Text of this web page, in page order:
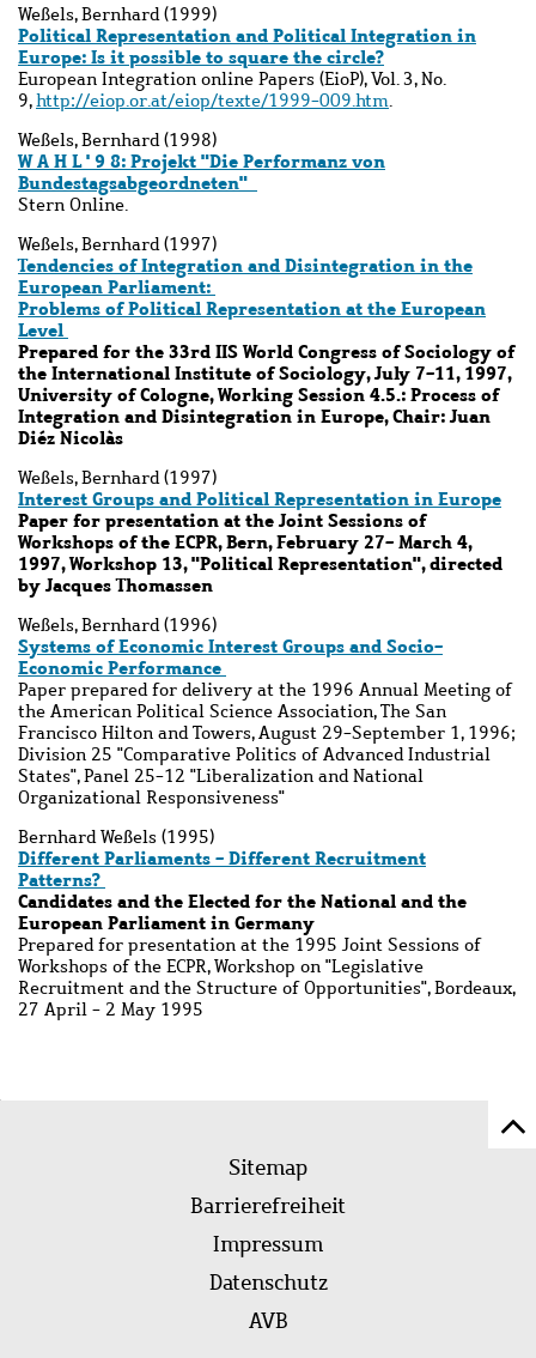
Weßels, Bernhard (1999)
Political Representation and Political Integration in
Europe: Is it possible to square the circle?
European Integration online Papers (EioP), Vol. 3, No.
9,http://eiop.or.at/eiop/texte/1999-009.htm.
Weßels, Bernhard (1998)
W A H L ' 9 8: Projekt "Die Performanz von
Bundestagsabgeordneten"
Stern Online.
Weßels, Bernhard (1997)
Tendencies of Integration and Disintegration in the
European Parliament:
Problems of Political Representation at the European
Level
Prepared for the 33rd IIS World Congress of Sociology of
the International Institute of Sociology, July 7-11, 1997,
University of Cologne, Working Session 4.5.: Process of
Integration and Disintegration in Europe, Chair: Juan
Diéz Nicolàs
Weßels, Bernhard (1997)
Interest Groups and Political Representation in Europe
Paper for presentation at the Joint Sessions of
Workshops of the ECPR, Bern, February 27- March 4,
1997, Workshop 13, "Political Representation", directed
by Jacques Thomassen
Weßels, Bernhard (1996)
Systems of Economic Interest Groups and Socio-
Economic Performance
Paper prepared for delivery at the 1996 Annual Meeting of
the American Political Science Association, The San
Francisco Hilton and Towers, August 29-September 1, 1996;
Division 25 "Comparative Politics of Advanced Industrial
States", Panel 25-12 "Liberalization and National
Organizational Responsiveness"
Bernhard Weßels (1995)
Different Parliaments - Different Recruitment
Patterns?
Candidates and the Elected for the National and the
European Parliament in Germany
Prepared for presentation at the 1995 Joint Sessions of
Workshops of the ECPR, Workshop on "Legislative
Recruitment and the Structure of Opportunities", Bordeaux,
27 April - 2 May 1995
Fußleistenmenü
Sitemap
Barrierefreiheit
Impressum
Datenschutz
AVB